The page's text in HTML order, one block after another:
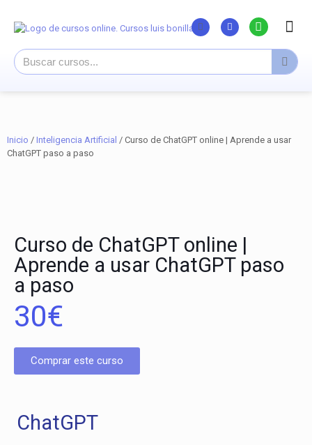
Inicio / Inteligencia Artificial / Curso de ChatGPT online | Aprende a usar
ChatGPT paso a paso
Curso de ChatGPT online |
Aprende a usar ChatGPT paso
a paso
30€
Comprar este curso
ChatGPT